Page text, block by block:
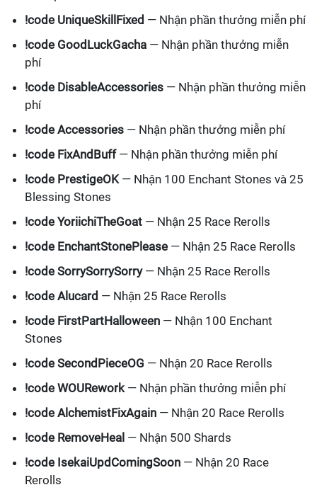
!code UniqueSkillFixed — Nhận phần thưởng miễn phí
!code GoodLuckGacha — Nhận phần thưởng miễn
phí
!code DisableAccessories — Nhận phần thưởng miễn
phí
!code Accessories — Nhận phần thưởng miễn phí
!code FixAndBuff— Nhận phần thưởng miễn phí
!code PrestigeOK— Nhận 100 Enchant Stones và 25
Blessing Stones
!code YoriichiTheGoat — Nhận 25 Race Rerolls
!code EnchantStonePlease — Nhận 25 Race Rerolls
!code SorrySorrySorry— Nhận 25 Race Rerolls
!code Alucard — Nhận 25 Race Rerolls
!code FirstPartHalloween — Nhận 100 Enchant
Stones
!code SecondPieceOG — Nhận 20 Race Rerolls
!code WOURework— Nhận phần thưởng miễn phí
!code AlchemistFixAgain — Nhận 20 Race Rerolls
!code RemoveHeal — Nhận 500 Shards
!code IsekaiUpdComingSoon — Nhận 20 Race
Rerolls